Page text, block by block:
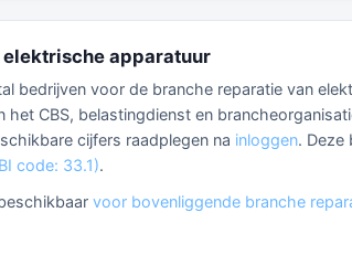
apparatuur
bedrijven voor de branche reparatie van
CBS, belastingdienst en
cijfers raadplegen na inloggen. Deze
code: 33.1).
voor bovenliggende branche